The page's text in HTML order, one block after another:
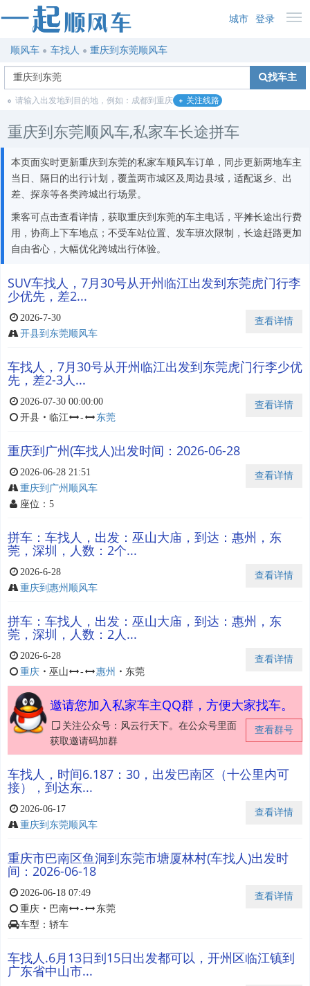
城市 登录
顺风车 车找人 重庆到东莞顺风车
找车主
请输入出发地到目的地，例如：成都到重庆 关注线路
重庆到东莞顺风车,私家车长途拼车
本页面实时更新重庆到东莞的私家车顺风车订单，同步更新两地车主
当日、隔日的出行计划，覆盖两市城区及周边县域，适配返乡、出
差、探亲等各类跨城出行场景。
乘客可点击查看详情，获取重庆到东莞的车主电话，平摊长途出行费
用，协商上下车地点；不受车站位置、发车班次限制，长途赶路更加
自由省心，大幅优化跨城出行体验。
SUV车找人，7月30号从开州临江出发到东莞虎门行李
少优先，差2...
查看详情
2026-7-30
开县到东莞顺风车
车找人，7月30号从开州临江出发到东莞虎门行李少优
先，差2-3人...
查看详情
2026-07-30 00:00:00
开县・ 临江 - 东莞
重庆到广州(车找人)出发时间：2026-06-28
查看详情
2026-06-28 21:51
重庆到广州顺风车
座位：5
拼车：车找人，出发：巫山大庙，到达：惠州，东
莞，深圳，人数：2个...
查看详情
2026-6-28
重庆到惠州顺风车
拼车：车找人，出发：巫山大庙，到达：惠州，东
莞，深圳，人数：2人...
查看详情
2026-6-28
重庆・ 巫山 - 惠州 ・ 东莞
邀请您加入私家车主QQ群，方便大家找车。
查看群号
关注公众号：风云行天下。在公众号里面
获取邀请码加群
车找人，时间6.187：30，出发巴南区（十公里内可
接），到达东...
查看详情
2026-06-17
重庆到东莞顺风车
重庆市巴南区鱼洞到东莞市塘厦林村(车找人)出发时
间：2026-06-18
查看详情
2026-06-18 07:49
重庆・ 巴南 -
东莞
车型：轿车
车找人.6月13日到15日出发都可以，开州区临江镇到
广东省中山市...